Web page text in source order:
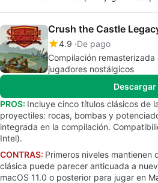
Crush the Castle
4.9 De pago
Compilación
jugadores nostálgicos
Descargar
PROS: Incluye cinco títulos clásicos de
proyectiles: rocas, bombas y
integrada en la compilación.
Intel).
CONTRAS: Primeros niveles
clásica puede parecer anticuada a
macOS 11.0 o posterior para jugar en